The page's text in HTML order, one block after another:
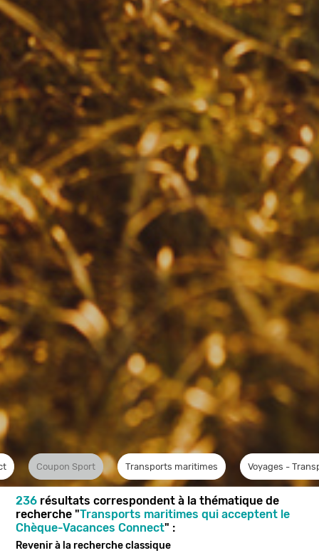
Coupon Sport Transports maritimes Voyages -
236 résultats correspondent à la thématique de
recherche "Transports maritimes qui acceptent le
Chèque-Vacances Connect" :
Revenir à la recherche classique